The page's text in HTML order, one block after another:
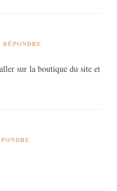
RÉPONDRE
sur la boutique du site et